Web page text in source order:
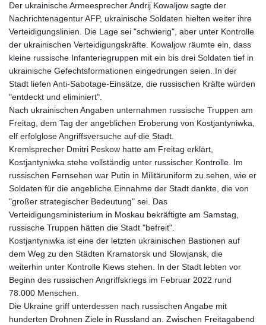
Der ukrainische Armeesprecher Andrij Kowaljow sagte der
Nachrichtenagentur AFP, ukrainische Soldaten hielten weiter ihre
Verteidigungslinien. Die Lage sei "schwierig", aber unter Kontrolle
der ukrainischen Verteidigungskräfte. Kowaljow räumte ein, dass
kleine russische Infanteriegruppen mit ein bis drei Soldaten tief in
ukrainische Gefechtsformationen eingedrungen seien. In der
Stadt liefen Anti-Sabotage-Einsätze, die russischen Kräfte würden
"entdeckt und eliminiert".
Nach ukrainischen Angaben unternahmen russische Truppen am
Freitag, dem Tag der angeblichen Eroberung von Kostjantyniwka,
elf erfolglose Angriffsversuche auf die Stadt.
Kremlsprecher Dmitri Peskow hatte am Freitag erklärt,
Kostjantyniwka stehe vollständig unter russischer Kontrolle. Im
russischen Fernsehen war Putin in Militäruniform zu sehen, wie er
Soldaten für die angebliche Einnahme der Stadt dankte, die von
"großer strategischer Bedeutung" sei. Das
Verteidigungsministerium in Moskau bekräftigte am Samstag,
russische Truppen hätten die Stadt "befreit".
Kostjantyniwka ist eine der letzten ukrainischen Bastionen auf
dem Weg zu den Städten Kramatorsk und Slowjansk, die
weiterhin unter Kontrolle Kiews stehen. In der Stadt lebten vor
Beginn des russischen Angriffskriegs im Februar 2022 rund
78.000 Menschen.
Die Ukraine griff unterdessen nach russischen Angabe mit
hunderten Drohnen Ziele in Russland an. Zwischen Freitagabend